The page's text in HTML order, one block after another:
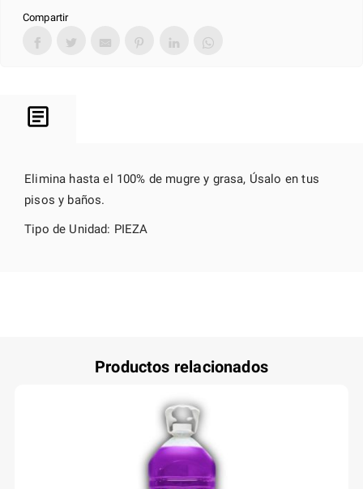
Compartir
Elimina hasta el 100% de mugre y grasa, Úsalo en tus
pisos y baños.
Tipo de Unidad: PIEZA
Productos relacionados